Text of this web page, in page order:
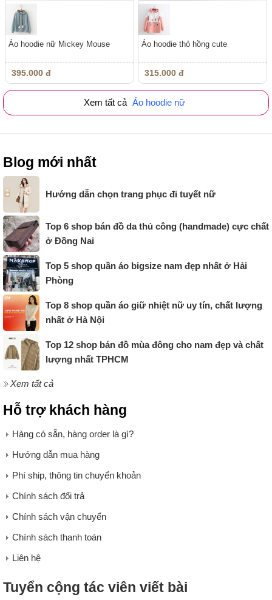
Áo hoodie nữ Mickey Mouse
395.000 đ
Áo hoodie thỏ hồng cute
315.000 đ
Xem tất cả Áo hoodie nữ
Blog mới nhất
Hướng dẫn chọn trang phục đi tuyết nữ
Top 6 shop bán đồ da thủ công (handmade) cực chất
ở Đồng Nai
Top 5 shop quần áo bigsize nam đẹp nhất ở Hải
Phòng
Top 8 shop quần áo giữ nhiệt nữ uy tín, chất lượng
nhất ở Hà Nội
Top 12 shop bán đồ mùa đông cho nam đẹp và chất
lượng nhất TPHCM
Xem tất cả
Hỗ trợ khách hàng
Hàng có sẵn, hàng order là gì?
Hướng dẫn mua hàng
Phí ship, thông tin chuyển khoản
Chính sách đổi trả
Chính sách vận chuyển
Chính sách thanh toán
Liên hệ
Tuyển cộng tác viên viết bài